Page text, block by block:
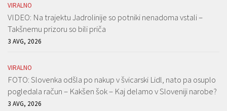
VIRALNO
VIDEO: Na trajektu Jadrolinije so potniki nenadoma vstali –
Takšnemu prizoru so bili priča
3 AVG, 2026
VIRALNO
FOTO: Slovenka odšla po nakup v švicarski Lidl, nato pa osuplo
pogledala račun – Kakšen šok – Kaj delamo v Sloveniji narobe?
3 AVG, 2026